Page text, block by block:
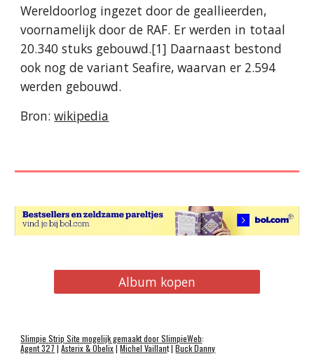
Wereldoorlog ingezet door de geallieerden,
voornamelijk door de RAF. Er werden in totaal
20.340 stuks gebouwd.[1] Daarnaast bestond
ook nog de variant Seafire, waarvan er 2.594
werden gebouwd.
Bron:wikipedia
Album kopen
SlimpieStrip Site mogelijk gemaakt doorSlimpieWeb:
Agent 327 | Asterix & Obelix| Michel Vaillant | Buck Danny